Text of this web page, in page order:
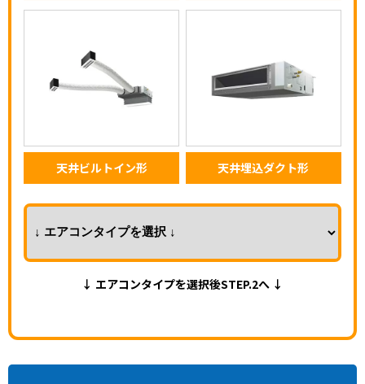
天井ビルトイン形 天井埋込ダクト形
↓ エアコンタイプを選択後STEP.2へ ↓